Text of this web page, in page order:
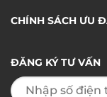
CHÍNH SÁCH ƯU
ĐĂNG KÝ TƯ VẤN